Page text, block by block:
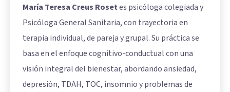
María Teresa Creus Rosetes psicóloga colegiada y
Psicóloga General Sanitaria, con trayectoria en
terapia individual, de pareja y grupal. Su práctica se
basa en el enfoque cognitivo-conductual con una
visión integral del bienestar, abordando ansiedad,
depresión, TDAH, TOC, insomnio y problemas de